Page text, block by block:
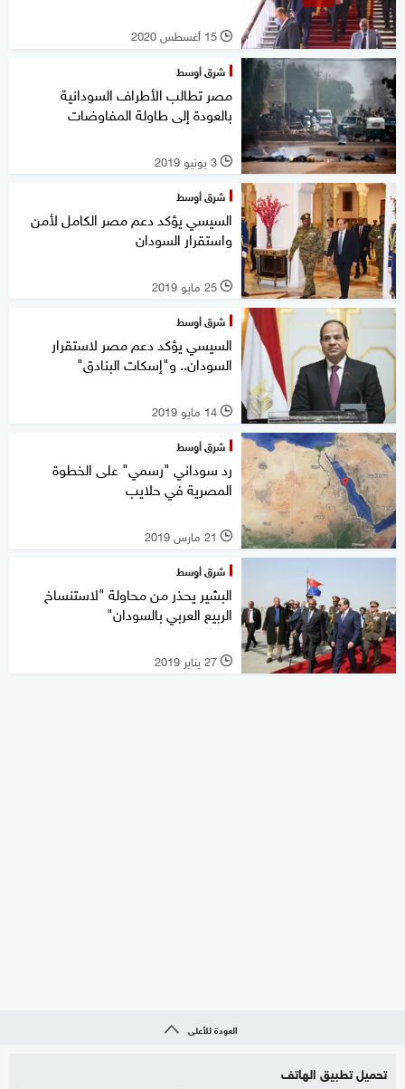
l 15 أغسطس 2020
شرق أوسط
مصر تطالب الأطراف السودانية
بالعودة إلى طاولة المفاوضات
l 3 يونيو 2019
شرق أوسط
السيسي يؤكد دعم مصر الكامل لأمن
واستقرار السودان
l 25 مايو 2019
شرق أوسط
السيسي يؤكد دعم مصر لاستقرار
السودان.. و"إسكات البنادق"
l 14 مايو 2019
شرق أوسط
رد سوداني "رسمي" على الخطوة
المصرية في حلايب
l 21 مارس 2019
شرق أوسط
البشير يحذر من محاولة "لاستنساخ
الربيع العربي بالسودان"
l 27 يناير 2019
العودة للأعلى
تحميل تطبيق الهاتف